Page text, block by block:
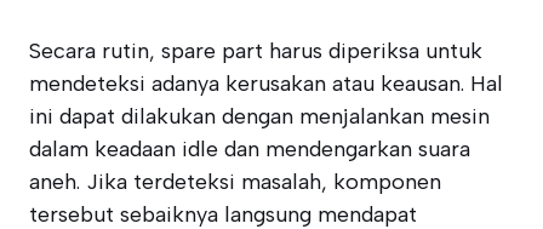
Secara rutin, spare part harus diperiksa untuk
mendeteksi adanya kerusakan atau keausan. Hal
ini dapat dilakukan dengan menjalankan mesin
dalam keadaan idle dan mendengarkan suara
aneh. Jika terdeteksi masalah, komponen
tersebut sebaiknya langsung mendapat